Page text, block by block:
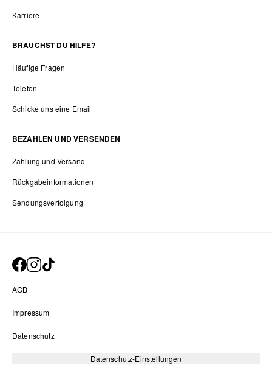
Karriere
BRAUCHST DU HILFE?
Häufige Fragen
Telefon
Schicke uns eine Email
BEZAHLEN UND VERSENDEN
Zahlung und Versand
Rückgabeinformationen
Sendungsverfolgung
AGB
Impressum
Datenschutz
Datenschutz-Einstellungen